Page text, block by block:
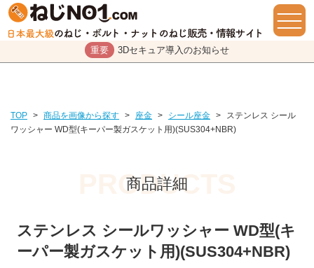
重要 3Dセキュア導入のお知らせ
TOP > 商品を画像から探す > 座金 > シール座金 >
ステンレス シール
ワッシャー WD型(キーパー製ガスケット用)(SUS304+NBR)
商品詳細
ステンレス シールワッシャー WD型(キ
ーパー製ガスケット用)(SUS304+NBR)